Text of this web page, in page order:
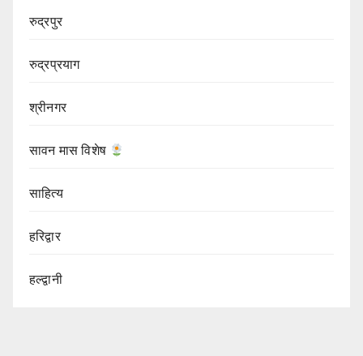
रुद्रपुर
रुद्रप्रयाग
श्रीनगर
सावन मास विशेष
साहित्य
हरिद्वार
हल्द्वानी